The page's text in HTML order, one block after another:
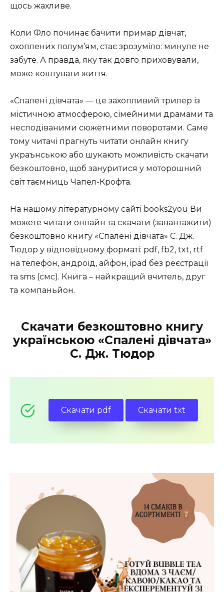
щось жахливе.
Коли Фло починає бачити примар дівчат,
охоплених полум’ям, стає зрозуміло: минуле не
забуте. А правда, яку так довго приховували,
може коштувати життя.
«Спалені дівчата» — це захопливий трилер із
містичною атмосферою, сімейними драмами та
несподіваними сюжетними поворотами. Саме
тому читачі прагнуть читати онлайн книгу
украънською або шукають можливість скачати
безкоштовно, щоб зануритися у моторошний
світ таємниць Чапел-Крофта.
На нашому літературному сайті books2you Ви
можете читати онлайн та скачати (завантажити)
безкоштовно книгу «Спалені дівчата» С. Дж.
Тюдор у відповідному форматі: pdf, fb2, txt, rtf
на телефон, андроїд, айфон, ipad без реєстрації
та sms (смс). Книга – найкращий вчитель, друг
та компаньйон.
Скачати безкоштовно книгу
українською «Спалені дівчата»
С. Дж. Тюдор
Скачати pdf Скачати txt